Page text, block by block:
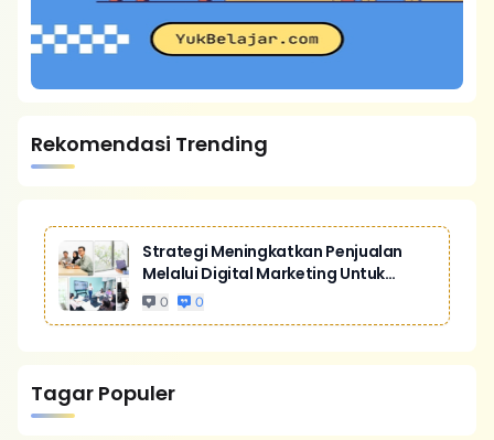
Rekomendasi Trending
Strategi Meningkatkan Penjualan
Melalui Digital Marketing Untuk
Bisnis Yang Lebih Kompetitif
0 0
Tagar Populer